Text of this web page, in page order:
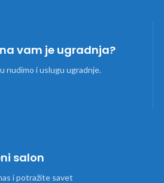
vam je ugradnja?
nudimo i uslugu ugradnje.
salon
i potražite savet